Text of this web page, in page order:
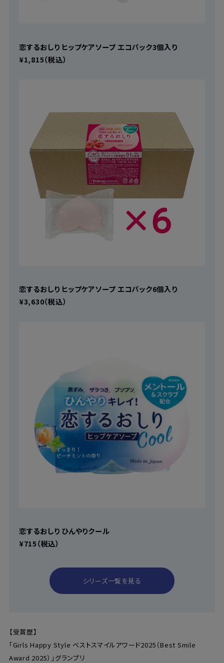
恋するおしり ヒップケアソープ エコパック3個入り
¥1,815（税込）
恋するおしり ヒップケアソープ エコパック6個入り
¥3,630（税込）
恋するおしり ひんやりクール
¥715（税込）
シリーズ一覧を見る
【受賞歴】
「Girls Happy Style ベストスマイルアワード2025（Best Smile
Award 2025）」グランプリ